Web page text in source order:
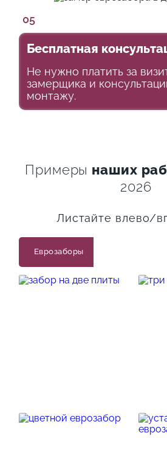
05
Бесплатная
Не нужно платить за
замерщика и
монтажу.
Примеры наших
2026
Листайте влево/
Еврозаборы